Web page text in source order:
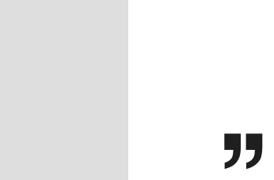
veranstaltungen
